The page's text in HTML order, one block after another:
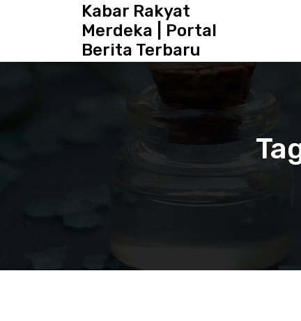
Kabar Rakyat
Merdeka | Portal
Berita Terbaru